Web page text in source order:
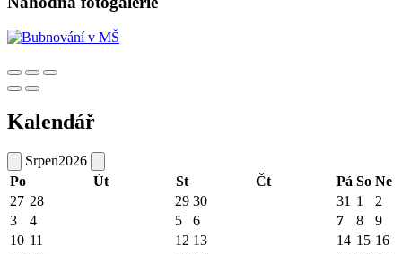
Kalendář
Srpen2026
Po
Út St Čt Pá So Ne
27 28 29 30 31 1
2
3
4 5 6 7 8
9
10 11 12 13 14 15 16